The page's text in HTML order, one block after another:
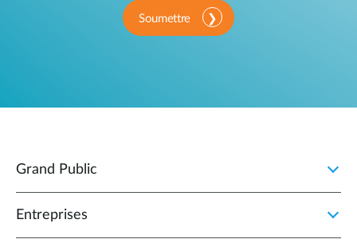
Soumettre
Grand Public
Entreprises